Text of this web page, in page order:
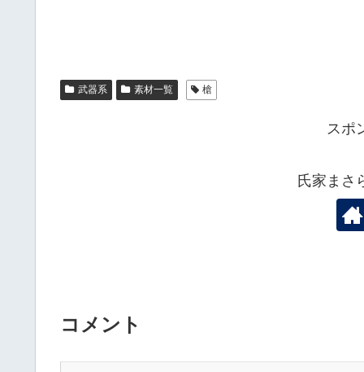
武器系 素材一覧 槍
スポ
氏家まさ
コメント